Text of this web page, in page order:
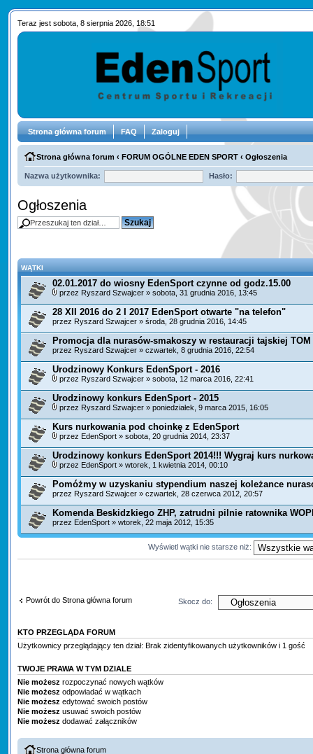
Teraz jest sobota, 8 sierpnia 2026, 18:51
Strona główna forum FAQ Zaloguj
Strona główna forum ‹ FORUM OGÓLNE EDEN SPORT ‹ Ogłoszenia
Nazwa użytkownika: Hasło:
Ogłoszenia
WĄTKI
02.01.2017 do wiosny EdenSport czynne od godz.15.00
przez Ryszard Szwajcer» sobota, 31 grudnia 2016, 13:45
28 XII 2016 do 2 I 2017 EdenSport otwarte "na telefon"
przez Ryszard Szwajcer» środa, 28 grudnia 2016, 14:45
Promocja dla nurasów-smakoszy w restauracji tajskiej TOM
przez Ryszard Szwajcer» czwartek, 8 grudnia 2016, 22:54
Urodzinowy Konkurs EdenSport - 2016
przez Ryszard Szwajcer» sobota, 12 marca 2016, 22:41
Urodzinowy konkurs EdenSport - 2015
przez Ryszard Szwajcer» poniedziałek, 9 marca 2015, 16:05
Kurs nurkowania pod choinkę z EdenSport
przez EdenSport» sobota, 20 grudnia 2014, 23:37
Urodzinowy konkurs EdenSport 2014!!! Wygraj kurs
przez EdenSport» wtorek, 1 kwietnia 2014, 00:10
Pomóżmy w uzyskaniu stypendium naszej koleżance
przez Ryszard Szwajcer» czwartek, 28 czerwca 2012, 20:57
Komenda Beskidzkiego ZHP, zatrudni pilnie ratownika
przez EdenSport» wtorek, 22 maja 2012, 15:35
Wyświetl wątki nie starsze niż:
Powrót do Strona główna forum Skocz do:
KTO PRZEGLĄDA FORUM
Użytkownicy przeglądający ten dział: Brak zidentyfikowanych użytkowników i 1 gość
TWOJE PRAWA W TYM DZIALE
Nie możesz rozpoczynać nowych wątków
Nie możesz odpowiadać w wątkach
Nie możesz edytować swoich postów
Nie możesz usuwać swoich postów
Nie możesz dodawać załączników
Strona główna forum